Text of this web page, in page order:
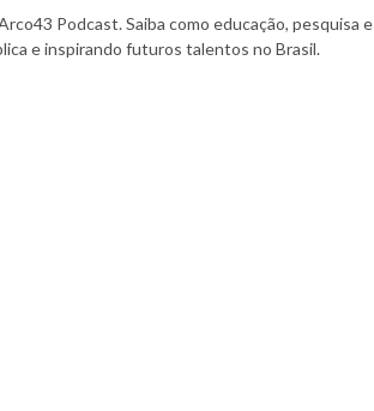
Podcast. Saiba como educação, pesquisa e
e inspirando futuros talentos no Brasil.